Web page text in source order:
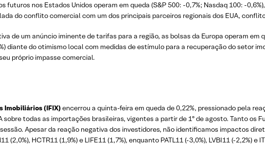
futuros nos Estados Unidos operam em queda (S&P 500: -0,7%; Nasdaq 100: -
do conflito comercial com um dos principais parceiros regionais dos EUA,
de um anúncio iminente de tarifas para a região, as bolsas da Europa operam em
diante do otimismo local com medidas de estímulo para a recuperação do setor
próprio impasse comercial.
Imobiliários (IFIX)encerrou a quinta-feira em queda de 0,22%, pressionado pela
sobre todas as importações brasileiras, vigentes a partir de 1º de agosto. Tanto os
sessão. Apesar da reação negativa dos investidores, não identificamos impactos
(2,0%), HCTR11 (1,9%) e LIFE11 (1,7%), enquanto PATL11 (-3,0%), LVBI11 (-2,2%) e